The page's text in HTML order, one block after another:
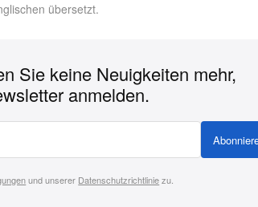
übersetzt.
Sie keine Neuigkeiten mehr,
anmelden.
und unserer Datenschutzrichtliniezu.